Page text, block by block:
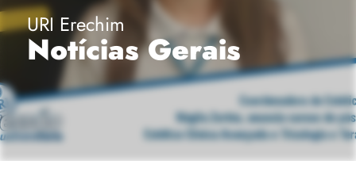
URI Erechim
Notícias Gerais